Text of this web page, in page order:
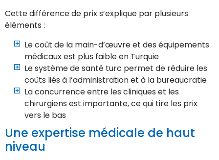
Cette différence de prix s’explique par plusieurs
éléments :
Le coût de la main-d’œuvre et des équipements
médicaux est plus faible en Turquie
Le système de santé turc permet de réduire les
coûts liés à l’administration et à la bureaucratie
La concurrence entre les cliniques et les
chirurgiens est importante, ce qui tire les prix
vers le bas
Une expertise médicale de haut
niveau